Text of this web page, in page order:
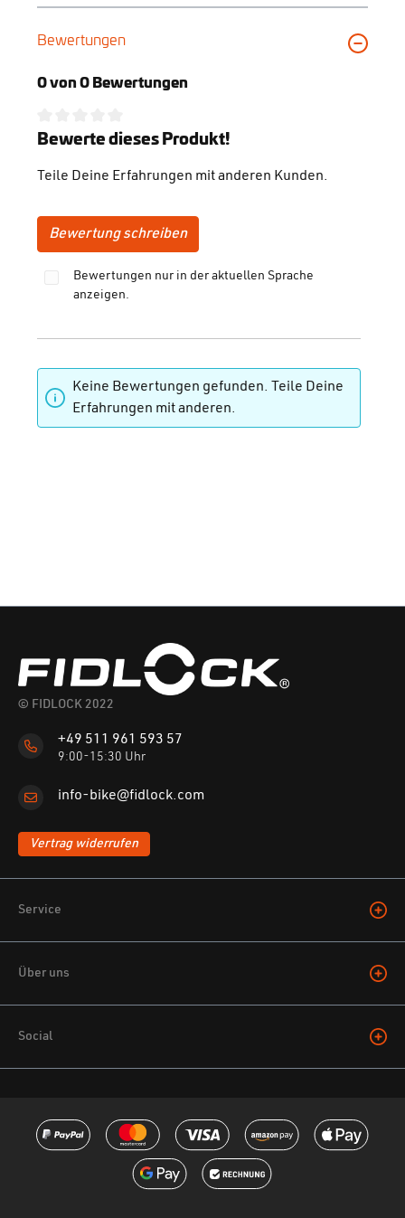
Bewertungen
0 von 0 Bewertungen
Durchschnittliche Bewertung von 0 von 5 Sternen
Bewerte dieses Produkt!
Teile Deine Erfahrungen mit anderen Kunden.
Bewertung schreiben
Bewertungen nur in der aktuellen Sprache
anzeigen.
Keine Bewertungen gefunden. Teile Deine
Erfahrungen mit anderen.
© FIDLOCK 2022
+49 511 961 593 57
9:00-15:30 Uhr
info-bike@fidlock.com
Vertrag widerrufen
Service
Über uns
Social